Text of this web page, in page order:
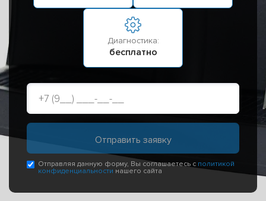
Диагностика:
бесплатно
Отправляя данную форму, Вы соглашаетесь с политикой
конфиденциальности нашего сайта